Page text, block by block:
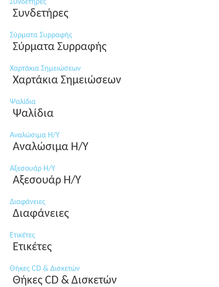
Συνδετήρες
Συνδετήρες
Σύρματα Συρραφής
Σύρματα Συρραφής
Χαρτάκια Σημειώσεων
Χαρτάκια Σημειώσεων
Ψαλίδια
Ψαλίδια
Αναλώσιμα Η/Υ
Αναλώσιμα Η/Υ
Αξεσουάρ Η/Υ
Αξεσουάρ Η/Υ
Διαφάνειες
Διαφάνειες
Ετικέτες
Ετικέτες
Θήκες CD & Δισκετών
Θήκες CD & Δισκετών